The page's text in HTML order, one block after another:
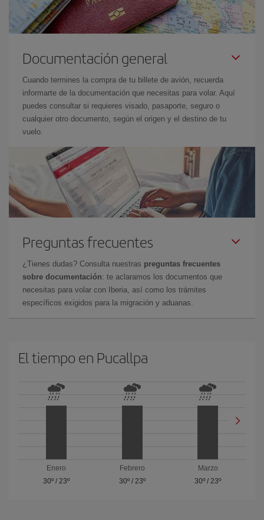
Documentación general
Cuando termines la compra de tu billete de avión, recuerda
informarte de la documentación que necesitas para volar. Aquí
puedes consultar si requieres visado, pasaporte, seguro o
cualquier otro documento, según el origen y el destino de tu
vuelo.
Preguntas frecuentes
¿Tienes dudas? Consulta nuestras preguntas frecuentes
sobre documentación: te aclaramos los documentos que
necesitas para volar con Iberia, así como los trámites
específicos exigidos para la migración y aduanas.
El tiempo en Pucallpa
Enero
30º/ 23º
Febrero
30º/ 23º
Marzo
30º / 23º